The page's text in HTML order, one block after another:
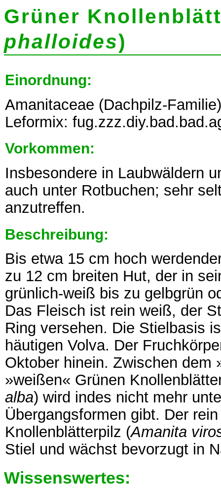
Grüner
phalloides)
Einordnung:
Amanitaceae (Dachpilz-
Leformix:
Vorkommen:
Insbesondere in Laubwäldern
auch unter Rotbuchen; sehr
anzutreffen.
Beschreibung:
Bis etwa 15 cm hoch
zu 12 cm breiten Hut, der in
grünlich-weiß bis zu gelbgrün
Das Fleisch ist rein weiß, der
Ring versehen. Die Stielbasis
häutigen Volva. Der
Oktober hinein. Zwischen dem
»weißen« Grünen
alba) wird indes nicht mehr
Übergangsformen gibt. Der
Knollenblätterpilz (Amanita
Stiel und wächst bevorzugt in
Wissenswertes: